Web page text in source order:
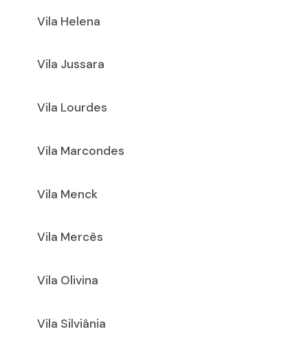
Vila Helena
Vila Jussara
Vila Lourdes
Vila Marcondes
Vila Menck
Vila Mercês
Vila Olivina
Vila Silviânia